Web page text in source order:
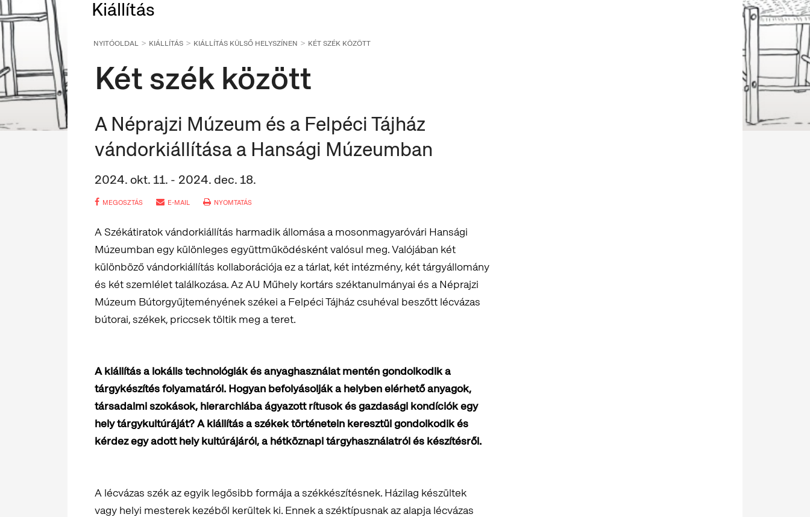
Kiállítás
NYITÓOLDAL KIÁLLÍTÁS KIÁLLÍTÁS KÜLSŐ HELYSZÍNEN KÉT SZÉK KÖZÖTT
Két szék között
A Néprajzi Múzeum és a Felpéci Tájház
vándorkiállítása a Hansági Múzeumban
2024. okt. 11. - 2024. dec. 18.
MEGOSZTÁS E-MAIL NYOMTATÁS
A Székátiratok vándorkiállítás harmadik állomása a mosonmagyaróvári Hansági
Múzeumban egy különleges együttműködésként valósul meg. Valójában két
különböző vándorkiállítás kollaborációja ez a tárlat, két intézmény, két tárgyállomány
és két szemlélet találkozása. Az AU Műhely kortárs széktanulmányai és a Néprajzi
Múzeum Bútorgyűjteményének székei a Felpéci Tájház csuhéval beszőtt lécvázas
bútorai, székek, priccsek töltik meg a teret.
A kiállítás a lokális technológiák és anyaghasználat mentén gondolkodik a
tárgykészítés folyamatáról. Hogyan befolyásolják a helyben elérhető anyagok,
társadalmi szokások, hierarchiába ágyazott rítusok és gazdasági kondíciók egy
hely tárgykultúráját? A kiállítás a székek történetein keresztül gondolkodik és
kérdez egy adott hely kultúrájáról, a hétköznapi tárgyhasználatról és készítésről.
A lécvázas szék az egyik legősibb formája a székkészítésnek. Házilag készültek
vagy helyi mesterek kezéből kerültek ki. Ennek a széktípusnak az alapja lécvázas